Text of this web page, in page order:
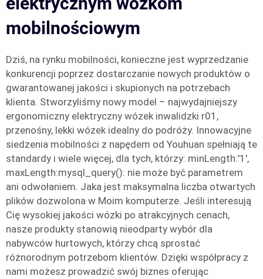
mobilnościowym
Dziś, na rynku mobilności, konieczne jest wyprzedzanie
konkurencji poprzez dostarczanie nowych produktów o
gwarantowanej jakości i skupionych na potrzebach
klienta. Stworzyliśmy nowy model – najwydajniejszy
ergonomiczny elektryczny wózek inwalidzki r01,
przenośny, lekki wózek idealny do podróży. Innowacyjne
siedzenia mobilności z napędem od Youhuan spełniają te
standardy i wiele więcej, dla tych, którzy: minLength:'1',
maxLength:mysql_query(): nie może być parametrem
ani odwołaniem. Jaka jest maksymalna liczba otwartych
plików dozwolona w Moim komputerze. Jeśli interesują
Cię wysokiej jakości wózki po atrakcyjnych cenach,
nasze produkty stanowią nieodparty wybór dla
nabywców hurtowych, którzy chcą sprostać
różnorodnym potrzebom klientów. Dzięki współpracy z
nami możesz prowadzić swój biznes oferując